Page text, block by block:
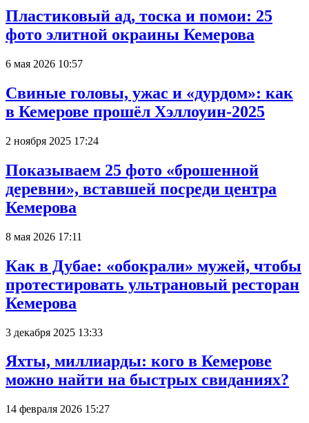
Пластиковый ад, тоска и помои: 25
фото элитной окраины Кемерова
6 мая 2026 10:57
Свиные головы, ужас и «дурдом»: как
в Кемерове прошёл Хэллоуин-2025
2 ноября 2025 17:24
Показываем 25 фото «брошенной
деревни», вставшей посреди центра
Кемерова
8 мая 2026 17:11
Как в Дубае: «обокрали» мужей, чтобы
протестировать ультрановый ресторан
Кемерова
3 декабря 2025 13:33
Яхты, миллиарды: кого в Кемерове
можно найти на быстрых свиданиях?
14 февраля 2026 15:27